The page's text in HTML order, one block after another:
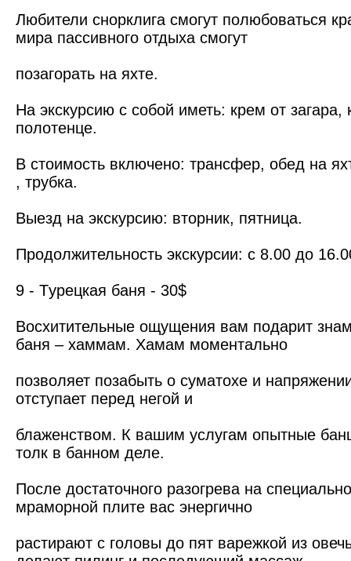
Любители снорклига смогут полюбоваться
мира пассивного отдыха смогут
позагорать на яхте.
На экскурсию с собой иметь: крем от загара,
полотенце.
В стоимость включено: трансфер, обед на
, трубка.
Выезд на экскурсию: вторник, пятница.
Продолжительность экскурсии: с 8.00 до
9 - Tурецкая баня - 30$
Восхитительные ощущения вам подарит
баня – хаммам. Хамам моментально
позволяет позабыть о суматохе и
отступает перед негой и
блаженством. К вашим услугам опытные
толк в банном деле.
После достаточного разогрева на
мраморной плите вас энергично
растирают с головы до пят варежкой из